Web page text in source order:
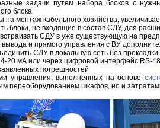
задачи путем набора блоков с
блока
монтаж кабельного хозяйства,
блоки, не входящие в состав СДУ, для
СДУ в уже существующую на
и прямого управления с ВУ
СДУ в локальную сеть без
20 мА или через цифровой интерфейс RS-
погрешностей
управления, выполненных на основе
переоборудованием шкафов, но и